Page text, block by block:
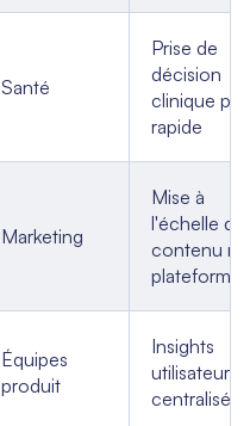
Santé
Prise de
décision
clinique
rapide
Marketing
Mise à
l'échelle de
contenu
plateformes
Équipes
produit
Insights
utilisateurs
centralisés